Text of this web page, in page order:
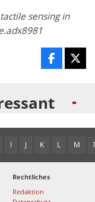
sensing in
I J K L M
Rechtliches
Redaktion